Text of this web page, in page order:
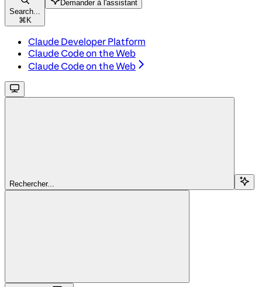
Search...
⌘ K
Demander à l'assistant
Claude Developer Platform
Claude Code on the Web
Claude Code on the Web
Rechercher...